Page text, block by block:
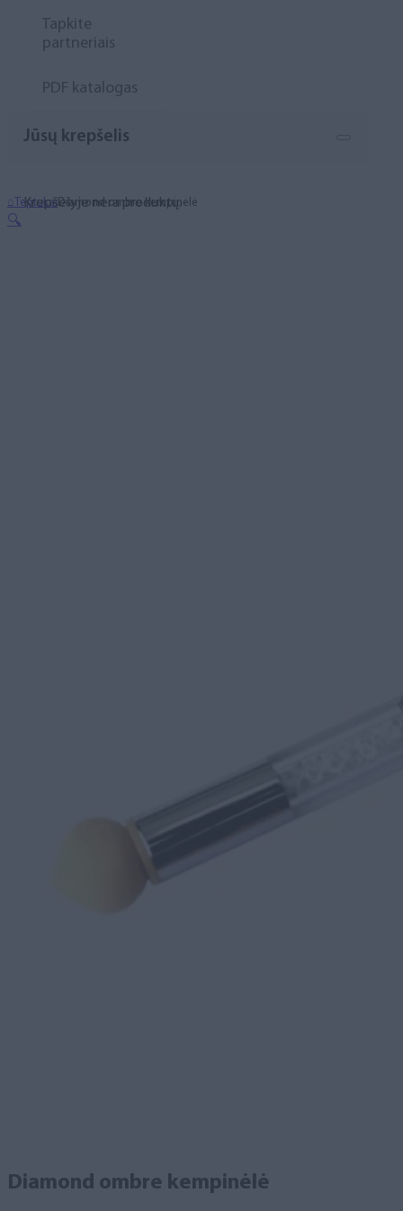
Tapkite
partneriais
PDF katalogas
Jūsų krepšelis
Krepšelyje nėra produktų.
⌂ TeptukaiDiamond ombre kempinėlė
🔍
Diamond ombre kempinėlė